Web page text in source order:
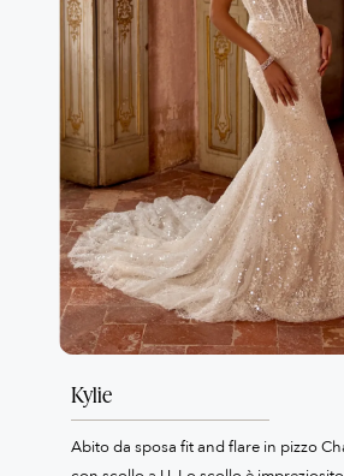
Kylie
Abito da sposa fit and flare in pizzo